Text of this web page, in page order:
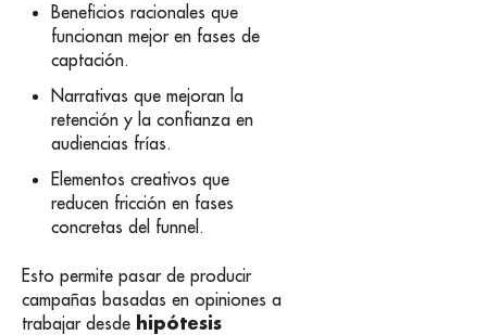
Beneficios racionales que
funcionan mejor en fases de
captación.
Narrativas que mejoran la
retención y la confianza en
audiencias frías.
Elementos creativos que
reducen fricción en fases
concretas del funnel.
Esto permite pasar de producir
campañas basadas en opiniones a
trabajar desde hipótesis